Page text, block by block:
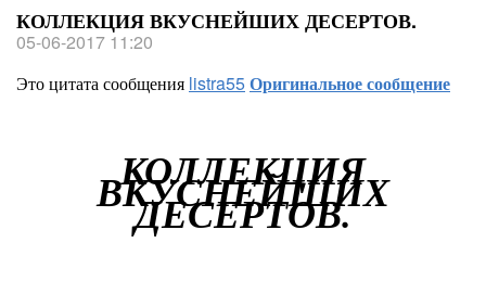
КОЛЛЕКЦИЯ ВКУСНЕЙШИХ ДЕСЕРТОВ.
05-06-2017 11:20
Это цитата сообщения listra55Оригинальное сообщение
КОЛЛЕКЦИЯ
ВКУСНЕЙШИХ
ДЕСЕРТОВ.